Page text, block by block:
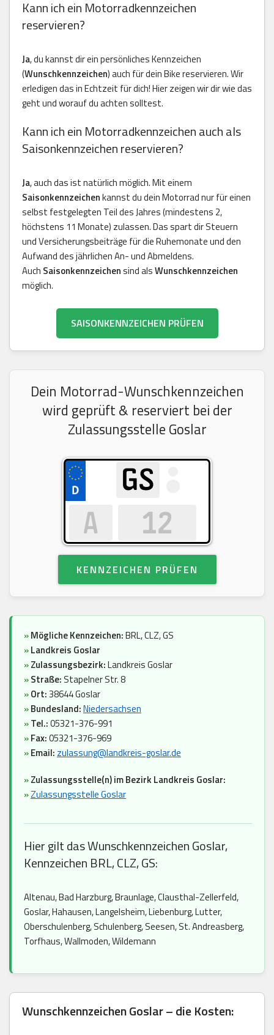
Kann ich ein Motorradkennzeichen
reservieren?
Ja, du kannst dir ein persönliches Kennzeichen
(Wunschkennzeichen) auch für dein Bike reservieren. Wir
erledigen das in Echtzeit für dich! Hier zeigen wir dir wie das
geht und worauf du achten solltest.
Kann ich ein Motorradkennzeichen auch als
Saisonkennzeichen reservieren?
Ja, auch das ist natürlich möglich. Mit einem
Saisonkennzeichenkannst du dein Motorrad nur für einen
selbst festgelegten Teil des Jahres (mindestens 2,
höchstens 11 Monate) zulassen. Das spart dir Steuern
und Versicherungsbeiträge für die Ruhemonate und den
Aufwand des jährlichen An- und Abmeldens.
Auch Saisonkennzeichensind alsWunschkennzeichen
möglich.
SAISONKENNZEICHEN PRÜFEN
Dein Motorrad-Wunschkennzeichen
wird geprüft & reserviert bei der
Zulassungsstelle Goslar
KENNZEICHEN PRÜFEN
»Mögliche Kennzeichen:BRL, CLZ, GS
»Landkreis Goslar
»Zulassungsbezirk:Landkreis Goslar
»Straße: Stapelner Str. 8
»Ort:38644 Goslar
»Bundesland:Niedersachsen
»Tel.:05321-376-991
»Fax:05321-376-969
»Email: zulassung@landkreis-goslar.de
»Zulassungsstelle(n) im Bezirk Landkreis Goslar:
»Zulassungsstelle Goslar
Hier gilt das Wunschkennzeichen Goslar,
Kennzeichen BRL, CLZ, GS:
Altenau, Bad Harzburg, Braunlage, Clausthal-Zellerfeld,
Goslar, Hahausen, Langelsheim, Liebenburg, Lutter,
Oberschulenberg, Schulenberg, Seesen, St. Andreasberg,
Torfhaus, Wallmoden, Wildemann
Wunschkennzeichen Goslar – die Kosten: